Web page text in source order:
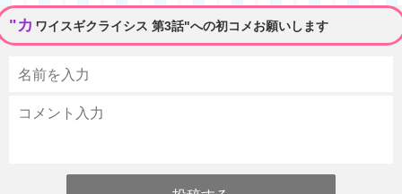
"カ ワイスギクライシス 第3話"への初コメお願いします